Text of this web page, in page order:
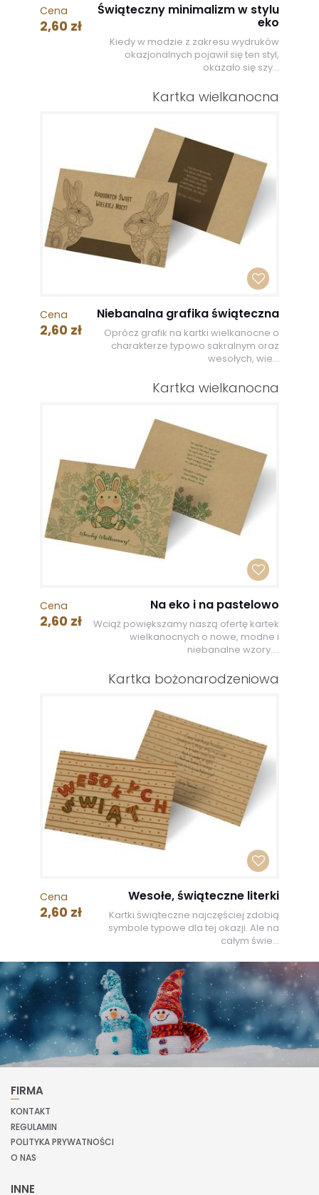
Cena
2,60 zł
Świąteczny minimalizm w stylu
eko
Kiedy w modzie z zakresu wydruków
okazjonalnych pojawił się ten styl,
okazało się szy...
Kartka wielkanocna
Cena
2,60 zł
Niebanalna grafika świąteczna
Oprócz grafik na kartki wielkanocne o
charakterze typowo sakralnym oraz
wesołych, wie...
Kartka wielkanocna
Cena
2,60 zł
Na eko i na pastelowo
Wciąż powiększamy naszą ofertę kartek
wielkanocnych o nowe, modne i
niebanalne wzory....
Kartka bożonarodzeniowa
Cena
2,60 zł
Wesołe, świąteczne literki
Kartki świąteczne najczęściej zdobią
symbole typowe dla tej okazji. Ale na
całym świe...
FIRMA
KONTAKT
REGULAMIN
POLITYKA PRYWATNOŚCI
O NAS
INNE